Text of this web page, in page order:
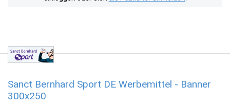
Sanct Bernhard Sport DE Werbemittel - Banner
300x250